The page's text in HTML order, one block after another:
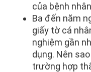
của bệnh
Ba đến năm
giấy tờ cá
nghiệm gần
dụng. Nên
trường hợp